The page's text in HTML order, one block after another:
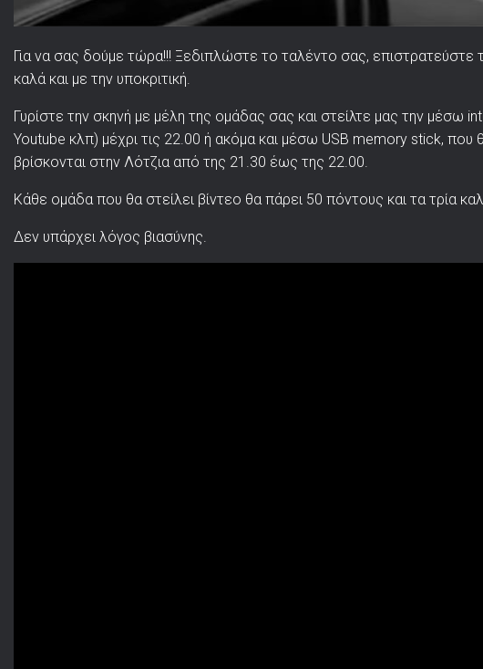
Για να σας δούμε τώρα!!! Ξεδιπλώστε το ταλέντο σας, επιστρατεύστε
καλά και με την υποκριτική.
Γυρίστε την σκηνή με μέλη της ομάδας σας και στείλτε μας την μέσω
Youtube κλπ) μέχρι τις 22.00 ή ακόμα και μέσω USB memory stick,
βρίσκονται στην Λότζια από της 21.30 έως της 22.00.
Κάθε ομάδα που θα στείλει βίντεο θα πάρει 50 πόντους και τα τρία
Δεν υπάρχει λόγος βιασύνης.